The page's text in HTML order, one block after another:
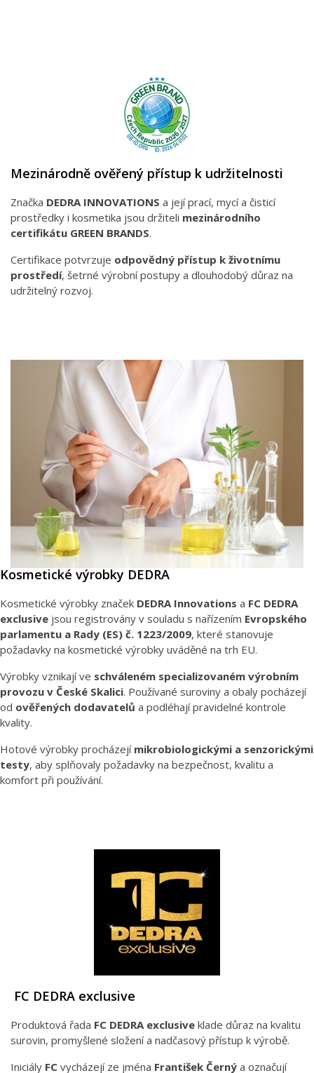
Mezinárodně ověřený přístup k udržitelnosti
Značka DEDRA INNOVATIONS a její prací, mycí a čisticí
prostředky i kosmetika jsou držiteli mezinárodního
certifikátu GREEN BRANDS.
Certifikace potvrzuje odpovědný přístup k životnímu
prostředí, šetrné výrobní postupy a dlouhodobý důraz na
udržitelný rozvoj.
Kosmetické výrobky DEDRA
Kosmetické výrobky značek DEDRA Innovations a FC DEDRA
exclusive jsou registrovány v souladu s nařízením Evropského
parlamentu a Rady (ES) č. 1223/2009, které stanovuje
požadavky na kosmetické výrobky uváděné na trh EU.
Výrobky vznikají ve schváleném specializovaném výrobním
provozu v České Skalici. Používané suroviny a obaly pocházejí
od ověřených dodavatelů a podléhají pravidelné kontrole
kvality.
Hotové výrobky procházejí mikrobiologickými a senzorickými
testy, aby splňovaly požadavky na bezpečnost, kvalitu a
komfort při používání.
FC DEDRA exclusive
Produktová řada FC DEDRA exclusive klade důraz na kvalitu
surovin, promyšlené složení a nadčasový přístup k výrobě.
Iniciály FC vycházejí ze jména František Černý a označují